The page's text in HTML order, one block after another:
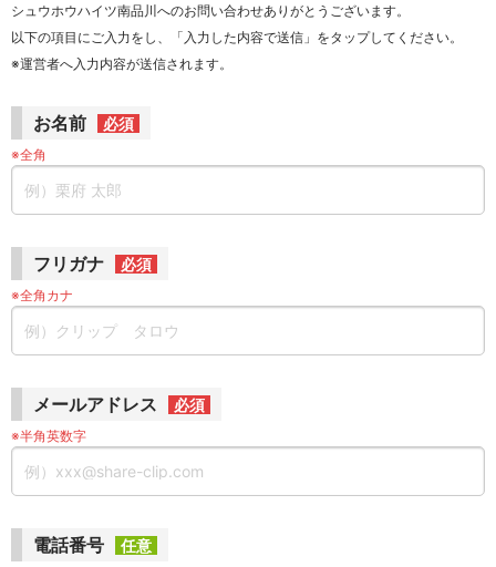
シュウホウハイツ南品川へのお問い合わせありがとうございます。
以下の項目にご入力をし、「入力した内容で送信」をタップしてください。
※運営者へ入力内容が送信されます。
お名前 必須
※全角
フリガナ 必須
※全角カナ
メールアドレス 必須
※半角英数字
電話番号 任意